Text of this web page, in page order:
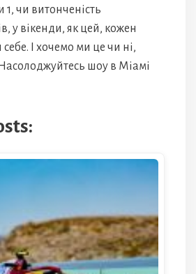
чи витонченість
у вікенди, як цей, кожен
І хочемо ми це чи ні,
шоу в Міамі